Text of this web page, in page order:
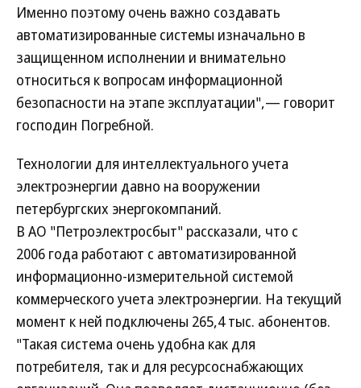
Именно поэтому очень важно создавать
автоматизированные системы изначально в
защищенном исполнении и внимательно
относиться к вопросам информационной
безопасности на этапе эксплуатации",— говорит
господин Погребной.
Технологии для интеллектуального учета
электроэнергии давно на вооружении
петербургских энергокомпаний.
В АО "Петроэлектросбыт" рассказали, что с
2006 года работают с автоматизированной
информационно-измерительной системой
коммерческого учета электроэнергии. На текущий
момент к ней подключены 265,4 тыс. абонентов.
"Такая система очень удобна как для
потребителя, так и для ресурсоснабжающих